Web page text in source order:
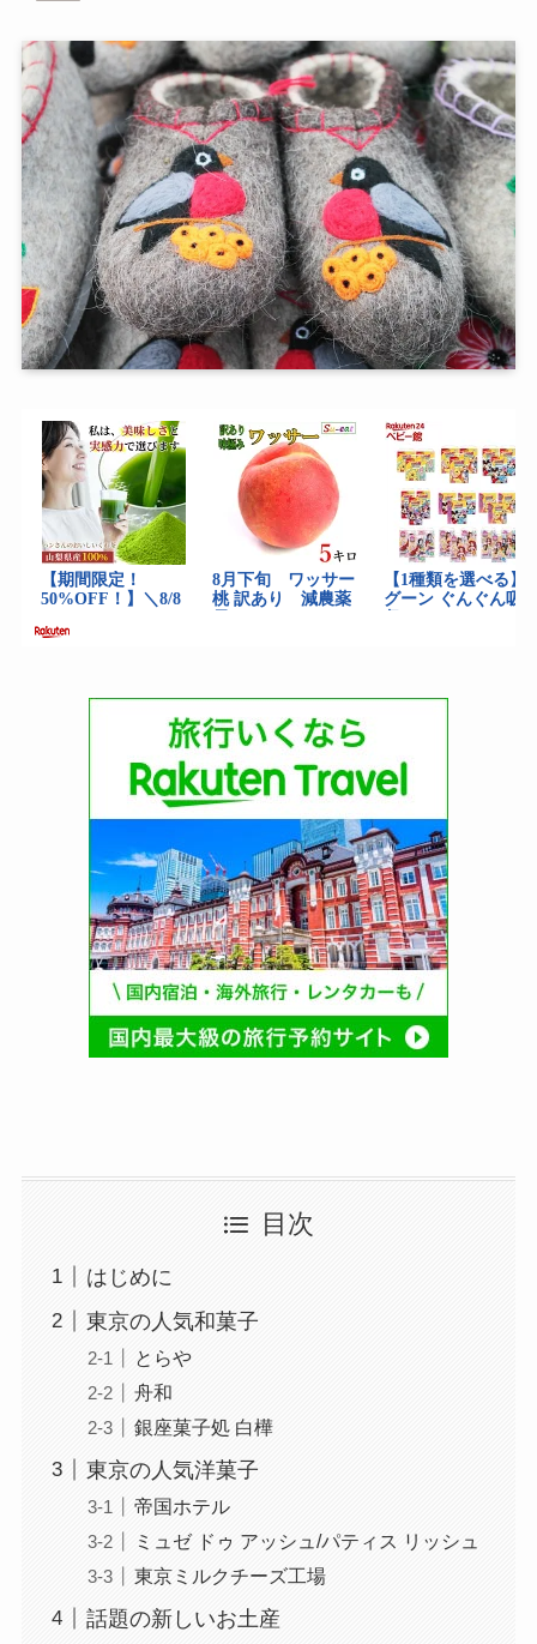
目次
はじめに
東京の人気和菓子
とらや
舟和
銀座菓子処 白樺
東京の人気洋菓子
帝国ホテル
ミュゼ ドゥ アッシュ/パティス リッシュ
東京ミルクチーズ工場
話題の新しいお土産